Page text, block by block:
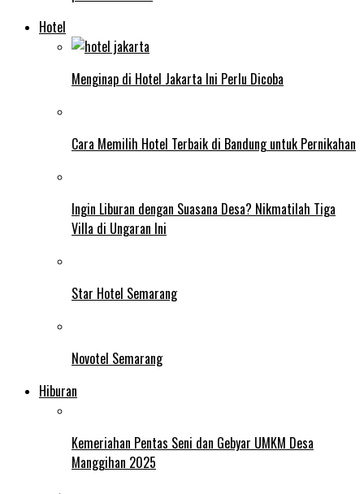
Hotel
Menginap di Hotel Jakarta Ini Perlu Dicoba
Cara Memilih Hotel Terbaik di Bandung untuk Pernikahan
Ingin Liburan dengan Suasana Desa? Nikmatilah Tiga
Villa di Ungaran Ini
Star Hotel Semarang
Novotel Semarang
Hiburan
Kemeriahan Pentas Seni dan Gebyar UMKM Desa
Manggihan 2025